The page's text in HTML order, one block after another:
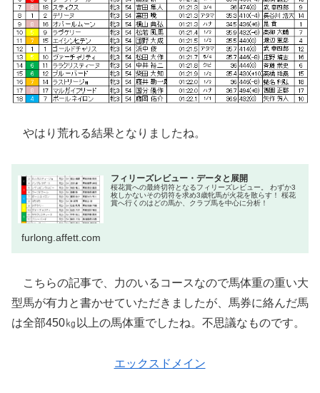
やはり荒れる結果となりましたね。
フィリーズレビュー・データと展開
桜花賞への最終切符となるフィリーズレビュー。 わずか3
枚しかないその切符を求め3歳牝馬が火花を散らす！ 桜花
賞へ行くのはどの馬か、クラブ馬を中心に分析！
furlong.affett.com
こちらの記事で、力のいるコースなので馬体重の重い大
型馬が有力と書かせていただきましたが、馬券に絡んだ馬
は全部450㎏以上の馬体重でしたね。不思議なものです。
エックスドメイン